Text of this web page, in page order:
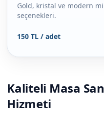
Gold, kristal ve modern
seçenekleri.
150 TL / adet
Kaliteli Masa
Hizmeti